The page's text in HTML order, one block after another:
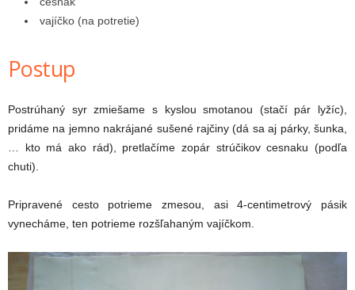
vajíčko (na potretie)
Postup
Postrúhaný syr zmiešame s kyslou smotanou (stačí pár lyžíc),
pridáme na jemno nakrájané sušené rajčiny (dá sa aj párky, šunka,
… kto má ako rád), pretlačíme zopár strúčikov cesnaku (podľa
chuti).
Pripravené cesto potrieme zmesou, asi 4-centimetrový pásik
vynecháme, ten potrieme rozšľahaným vajíčkom.